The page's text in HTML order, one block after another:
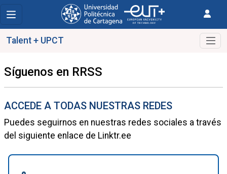
Talent + UPCT
Síguenos en RRSS
ACCEDE A TODAS NUESTRAS REDES
Puedes seguirnos en nuestras redes sociales a través
del siguiente enlace de Linktr.ee